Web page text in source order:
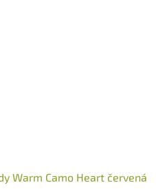
Warm Camo Heart červená